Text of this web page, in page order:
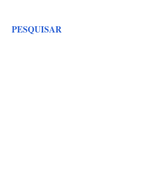
PESQUISAR